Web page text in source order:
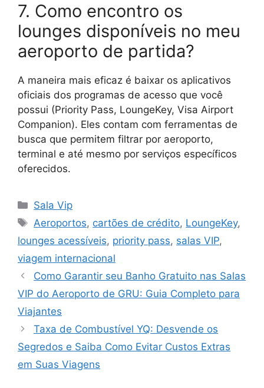
7. Como encontro os
lounges disponíveis no meu
aeroporto de partida?
A maneira mais eficaz é baixar os aplicativos
oficiais dos programas de acesso que você
possui (Priority Pass, LoungeKey, Visa Airport
Companion). Eles contam com ferramentas de
busca que permitem filtrar por aeroporto,
terminal e até mesmo por serviços específicos
oferecidos.
Categorias
Sala Vip
Tags
Aeroportos, cartões de crédito, LoungeKey,
lounges acessíveis, priority pass, salas VIP,
viagem internacional
Como Garantir seu Banho Gratuito nas Salas
VIP do Aeroporto de GRU: Guia Completo para
Viajantes
Taxa de Combustível YQ: Desvende os
Segredos e Saiba Como Evitar Custos Extras
em Suas Viagens